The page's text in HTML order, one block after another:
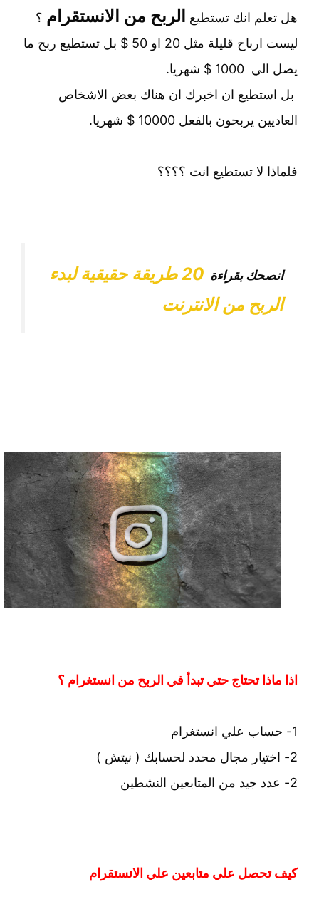
هل تعلم انك تستطيعالربح من الانستقرام
؟
ليست ارباح قليلة مثل 20 او 50 $ بل تستطيع ربح ما
يصل الي 1000 $ شهريا.
بل استطيع ان اخبرك ان هناك بعض الاشخاص
العاديين يربحون بالفعل 10000 $ شهريا.
فلماذا لا تستطيع انت ؟؟؟؟
انصحك بقراءة
20 طريقة حقيقية لبدء
الربح من الانترنت
اذا ماذا تحتاج حتي تبدأ في الربح من انستغرام ؟
كيف تحصل علي متابعين علي الانستقرام